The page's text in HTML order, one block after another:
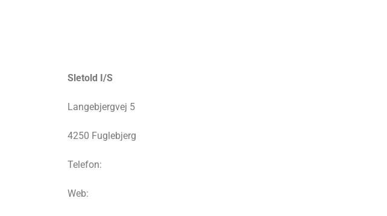
Sletold I/S
Langebjergvej 5
4250 Fuglebjerg
Telefon:
Web: